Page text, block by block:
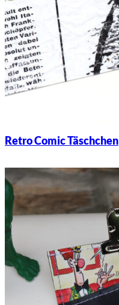
Retro Comic Täschchen